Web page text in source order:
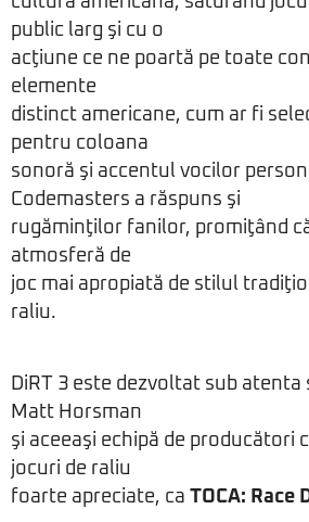
public larg şi cu o
acţiune ce ne poartă pe toate
elemente
distinct americane, cum ar fi
pentru coloana
sonoră şi accentul vocilor
Codemasters a răspuns şi
rugăminţilor fanilor, promiţând
atmosferă de
joc mai apropiată de stilul
raliu.
DiRT 3 este dezvoltat sub atenta
Matt Horsman
şi aceeaşi echipă de producători
jocuri de raliu
foarte apreciate, ca TOCA: Race